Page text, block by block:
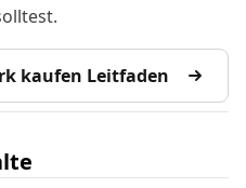
kaufen Leitfaden